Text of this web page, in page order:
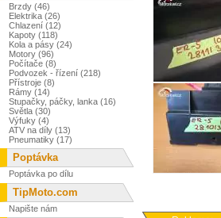
Brzdy (46)
Elektrika (26)
Chlazení (12)
Kapoty (118)
Kola a pásy (24)
Motory (96)
Počítače (8)
Podvozek - řízení (218)
Přístroje (8)
Rámy (14)
Stupačky, páčky, lanka (16)
Světla (30)
Výfuky (4)
ATV na díly (13)
Pneumatiky (17)
Poptávka
Poptávka po dílu
TipMoto.com
Napište nám